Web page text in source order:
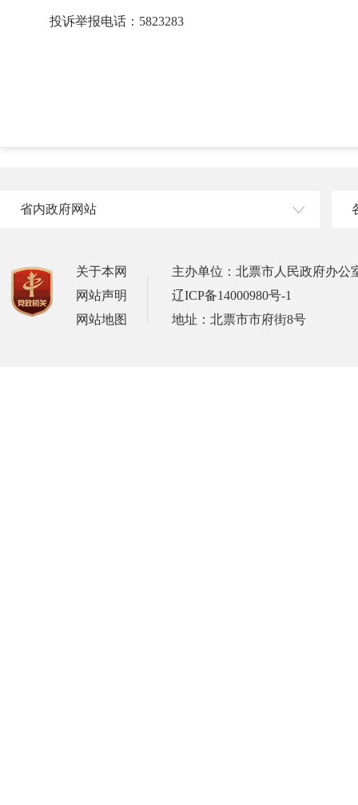
投诉举报电话：5823283
省内政府网站
关于本网
网站声明
网站地图
主办单位：北票市人民政府办公
辽ICP备14000980号-1
地址：北票市市府街8号